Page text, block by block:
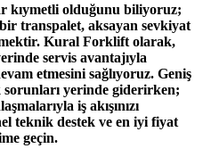
kıymetli olduğunu biliyoruz;
transpalet, aksayan sevkiyat
Kural Forklift olarak,
servis avantajıyla
etmesini sağlıyoruz. Geniş
sorunları yerinde giderirken;
iş akışınızı
teknik destek ve en iyi fiyat
geçin.